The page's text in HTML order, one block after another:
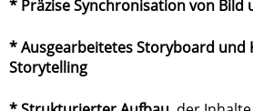
* Präzise Synchronisation von Bild
* Ausgearbeitetes Storyboard und
Storytelling